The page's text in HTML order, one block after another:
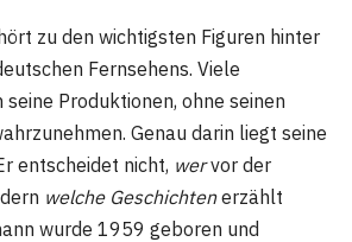
zu den wichtigsten Figuren hinter
Fernsehens. Viele
Produktionen, ohne seinen
Genau darin liegt seine
entscheidet nicht, wervor der
welche Geschichtenerzählt
wurde 1959 geboren und